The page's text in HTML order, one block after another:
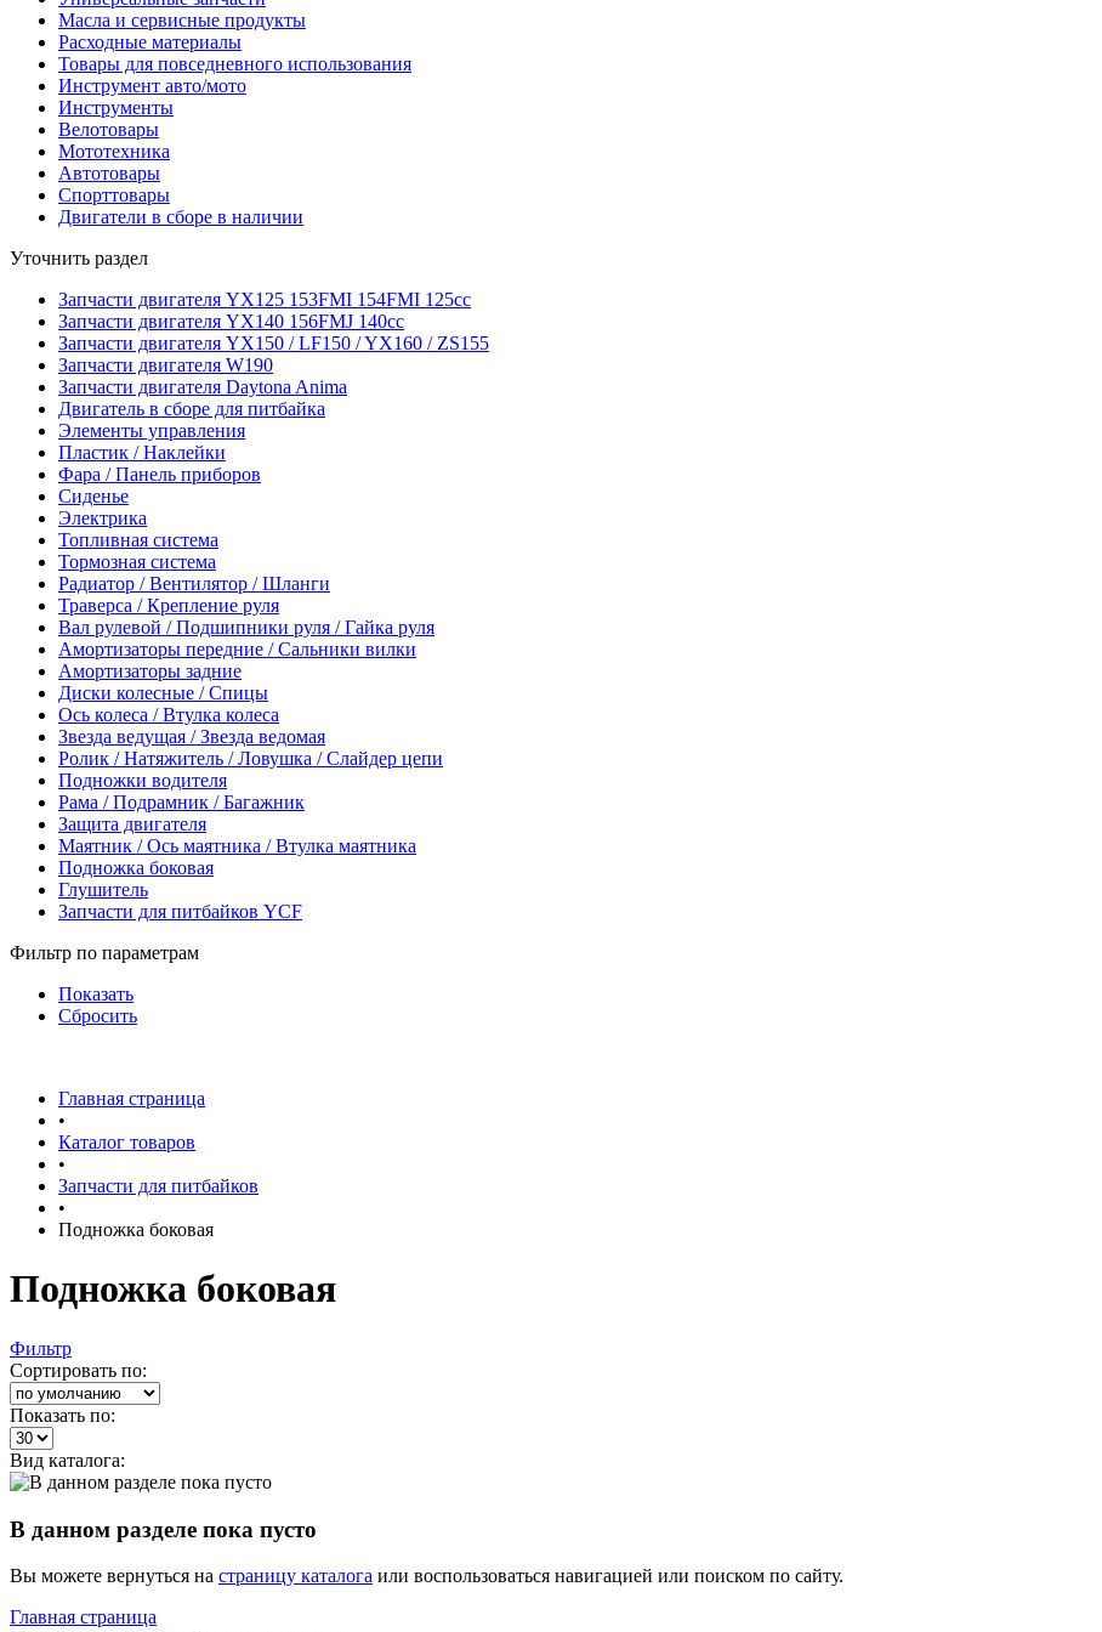
Масла и сервисные продукты
Расходные материалы
Товары для повседневного использования
Инструмент авто/мото
Инструменты
Велотовары
Мототехника
Автотовары
Спорттовары
Двигатели в сборе в наличии
Уточнить раздел
Запчасти двигателя YX125 153FMI 154FMI 125cc
Запчасти двигателя YX140 156FMJ 140cc
Запчасти двигателя YX150 / LF150 / YX160 / ZS155
Запчасти двигателя W190
Запчасти двигателя Daytona Anima
Двигатель в сборе для питбайка
Элементы управления
Пластик / Наклейки
Фара / Панель приборов
Сиденье
Электрика
Топливная система
Тормозная система
Радиатор / Вентилятор / Шланги
Траверса / Крепление руля
Вал рулевой / Подшипники руля / Гайка руля
Амортизаторы передние / Сальники вилки
Амортизаторы задние
Диски колесные / Спицы
Ось колеса / Втулка колеса
Звезда ведущая / Звезда ведомая
Ролик / Натяжитель / Ловушка / Слайдер цепи
Подножки водителя
Рама / Подрамник / Багажник
Защита двигателя
Маятник / Ось маятника / Втулка маятника
Подножка боковая
Глушитель
Запчасти для питбайков YCF
Фильтр по параметрам
Показать
Сбросить
Главная страница
•
Каталог товаров
•
Запчасти для питбайков
•
Подножка боковая
Подножка боковая
Фильтр
Сортировать по:
Показать по:
Вид каталога:
В данном разделе пока пусто
Вы можете вернуться на страницу каталога или воспользоваться навигацией или поиском по сайту.
Главная страница